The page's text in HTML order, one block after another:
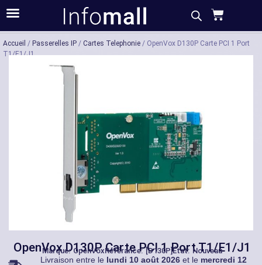
Acheter Description Caractéristiques
Accueil / Passerelles IP / Cartes Telephonie / OpenVox D130P Carte PCI 1 Port
T1/E1/J1
OpenVox D130P Carte PCI 1 Port T1/E1/J1
Marque:OpenVoxRéférance: [D130P]État: Nouveau
Livraison entre le lundi 10 août 2026et le mercredi 12